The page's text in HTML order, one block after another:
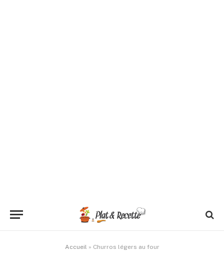
Accueil » Churros légers au four